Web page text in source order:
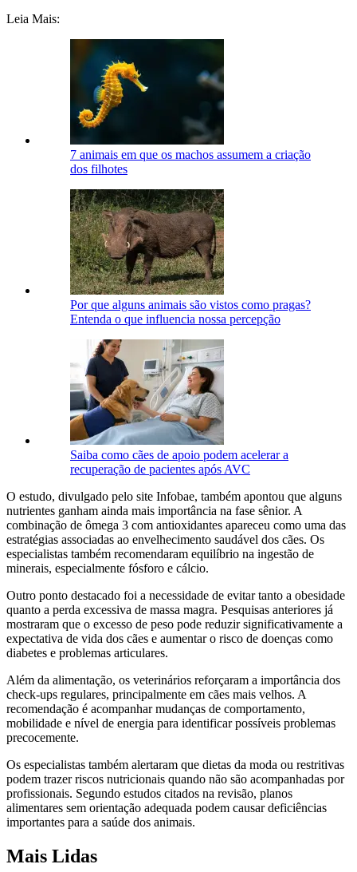
Leia Mais:
7 animais em que os machos assumem a criação
dos filhotes
Por que alguns animais são vistos como pragas?
Entenda o que influencia nossa percepção
Saiba como cães de apoio podem acelerar a
recuperação de pacientes após AVC
O estudo, divulgado pelo site Infobae, também apontou que alguns
nutrientes ganham ainda mais importância na fase sênior. A
combinação de ômega 3 com antioxidantes apareceu como uma das
estratégias associadas ao envelhecimento saudável dos cães. Os
especialistas também recomendaram equilíbrio na ingestão de
minerais, especialmente fósforo e cálcio.
Outro ponto destacado foi a necessidade de evitar tanto a obesidade
quanto a perda excessiva de massa magra. Pesquisas anteriores já
mostraram que o excesso de peso pode reduzir significativamente a
expectativa de vida dos cães e aumentar o risco de doenças como
diabetes e problemas articulares.
Além da alimentação, os veterinários reforçaram a importância dos
check-ups regulares, principalmente em cães mais velhos. A
recomendação é acompanhar mudanças de comportamento,
mobilidade e nível de energia para identificar possíveis problemas
precocemente.
Os especialistas também alertaram que dietas da moda ou restritivas
podem trazer riscos nutricionais quando não são acompanhadas por
profissionais. Segundo estudos citados na revisão, planos
alimentares sem orientação adequada podem causar deficiências
importantes para a saúde dos animais.
Mais Lidas